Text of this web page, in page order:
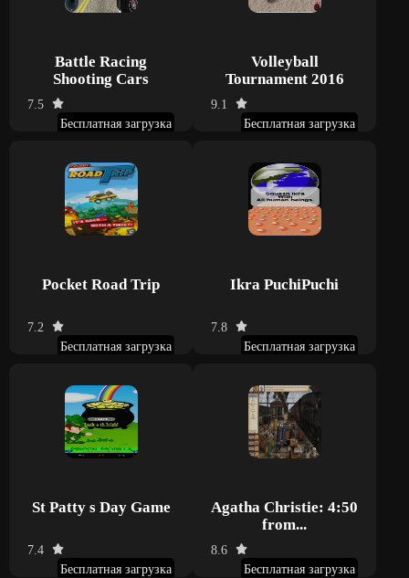
Battle Racing
Shooting Cars
7.5
Бесплатная загрузка
Volleyball
Tournament 2016
9.1
Бесплатная загрузка
Pocket Road Trip
7.2
Бесплатная загрузка
Ikra PuchiPuchi
7.8
Бесплатная загрузка
St Patty s Day Game
7.4
Бесплатная загрузка
Agatha Christie: 4:50
from...
8.6
Бесплатная загрузка